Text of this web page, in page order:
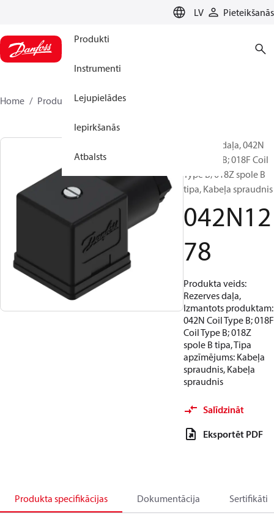
LV Pieteikšanās
Produkti
Instrumenti
Lejupielādes
Iepirkšanās
Atbalsts
Home Produkti 042N1278
Rezerves daļa, 042N
Coil Type B; 018F Coil
Type B; 018Z spole B
tipa, Kabeļa spraudnis
042N12
78
Produkta veids:
Rezerves daļa,
Izmantots produktam:
042N Coil Type B; 018F
Coil Type B; 018Z
spole B tipa, Tipa
apzīmējums: Kabeļa
spraudnis, Kabeļa
spraudnis
Salīdzināt
Eksportēt PDF
Produkta specifikācijas Dokumentācija Sertifikāti